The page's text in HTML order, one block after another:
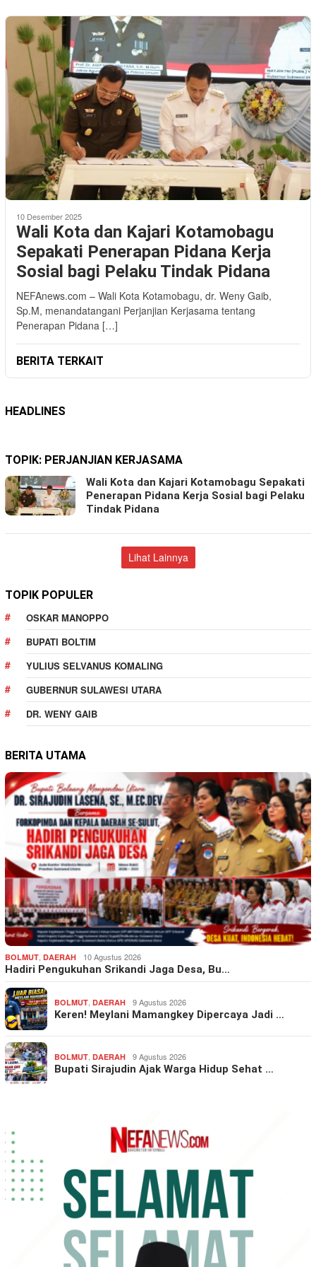
10 Desember 2025
Wali Kota dan Kajari Kotamobagu
Sepakati Penerapan Pidana Kerja
Sosial bagi Pelaku Tindak Pidana
NEFAnews.com – Wali Kota Kotamobagu, dr. Weny Gaib,
Sp.M, menandatangani Perjanjian Kerjasama tentang
Penerapan Pidana […]
BERITA TERKAIT
HEADLINES
TOPIK: PERJANJIAN KERJASAMA
Wali Kota dan Kajari Kotamobagu Sepakati
Penerapan Pidana Kerja Sosial bagi Pelaku
Tindak Pidana
Lihat Lainnya
TOPIK POPULER
OSKAR MANOPPO
BUPATI BOLTIM
YULIUS SELVANUS KOMALING
GUBERNUR SULAWESI UTARA
DR. WENY GAIB
BERITA UTAMA
BOLMUT DAERAH 10 Agustus 2026
Hadiri Pengukuhan Srikandi Jaga Desa, Bu…
BOLMUT DAERAH 9 Agustus 2026
Keren! Meylani Mamangkey Dipercaya Jadi …
BOLMUT DAERAH 9 Agustus 2026
Bupati Sirajudin Ajak Warga Hidup Sehat …